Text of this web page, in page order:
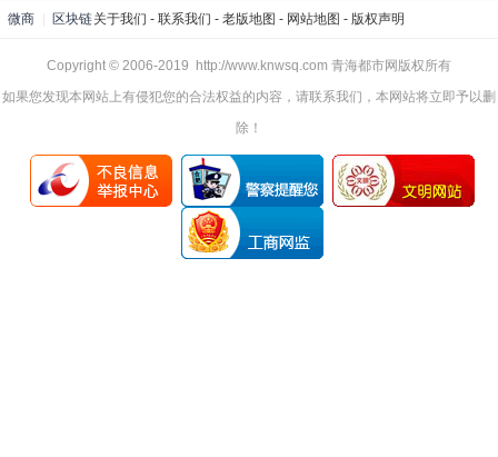
微商 区块链关于我们 - 联系我们 - 老版地图 - 网站地图 - 版权声明
Copyright © 2006-2019 http://www.knwsq.com 青海都市网版权所有
如果您发现本网站上有侵犯您的合法权益的内容，请联系我们，本网站将立即予以删
除！